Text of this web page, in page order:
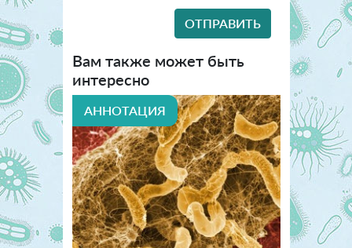
Вам также может быть
интересно
АННОТАЦИЯ